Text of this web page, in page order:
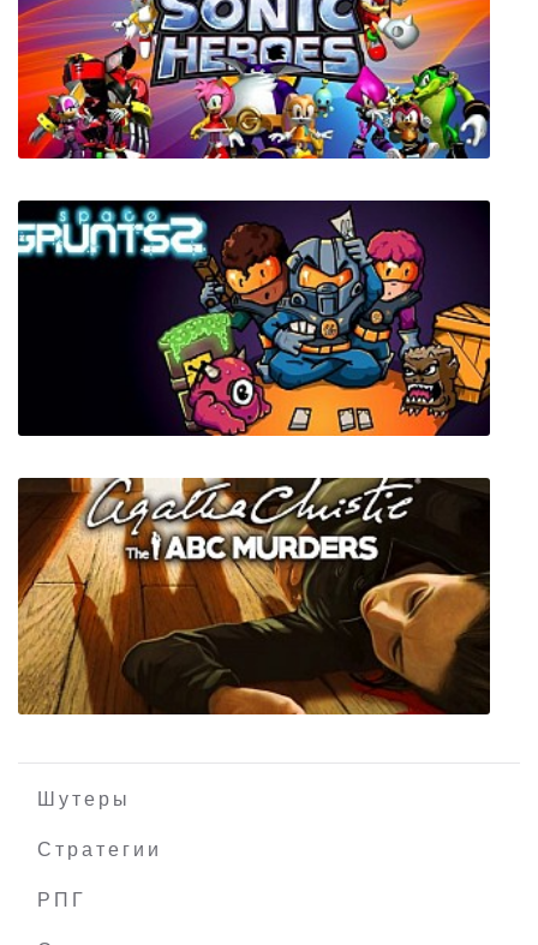
GunFu Fighter
Sonic Heroes
Space Grunts 2
Шутеры
Стратегии
РПГ